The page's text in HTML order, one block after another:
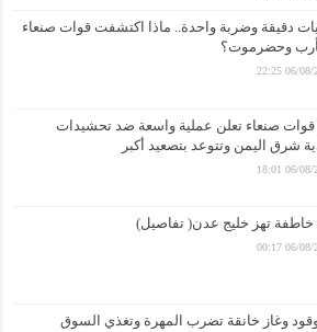
دقيقة وضربة واحدة.. ماذا اكتشفت قوات صنعاء
وحضرموت؟
06/08/
قوات صنعاء تعلن عملية واسعة ضد تحشيدات
شرق اليمن وتتوعد بتصعيد أكبر
06/08/
تهز خليج عدن( تفاصيل)
06/08/
وغاز خانقة تضرب المهرة وتغذي السوق